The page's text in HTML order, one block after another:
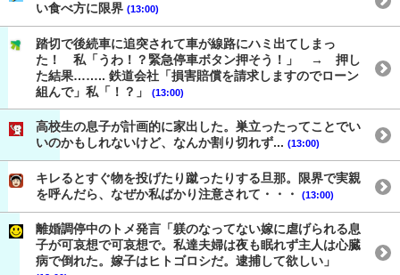
い食べ方に限界 (13:00)
踏切で後続車に追突されて車が線路にハミ出てしまっ
た！ 私「うわ！？緊急停車ボタン押そう！」 → 押し
た結果…….. 鉄道会社「損害賠償を請求しますのでローン
組んで」私「！？」
(13:00)
高校生の息子が計画的に家出した。巣立ったってことでい
いのかもしれないけど、なんか割り切れず... (13:00)
キレるとすぐ物を投げたり蹴ったりする旦那。限界で実親
を呼んだら、なぜか私ばかり注意されて・・・
(13:00)
離婚調停中のトメ発言「躾のなってない嫁に虐げられる息
子が可哀想で可哀想で。私達夫婦は夜も眠れず主人は心臓
病で倒れた。嫁子はヒトゴロシだ。逮捕して欲しい」